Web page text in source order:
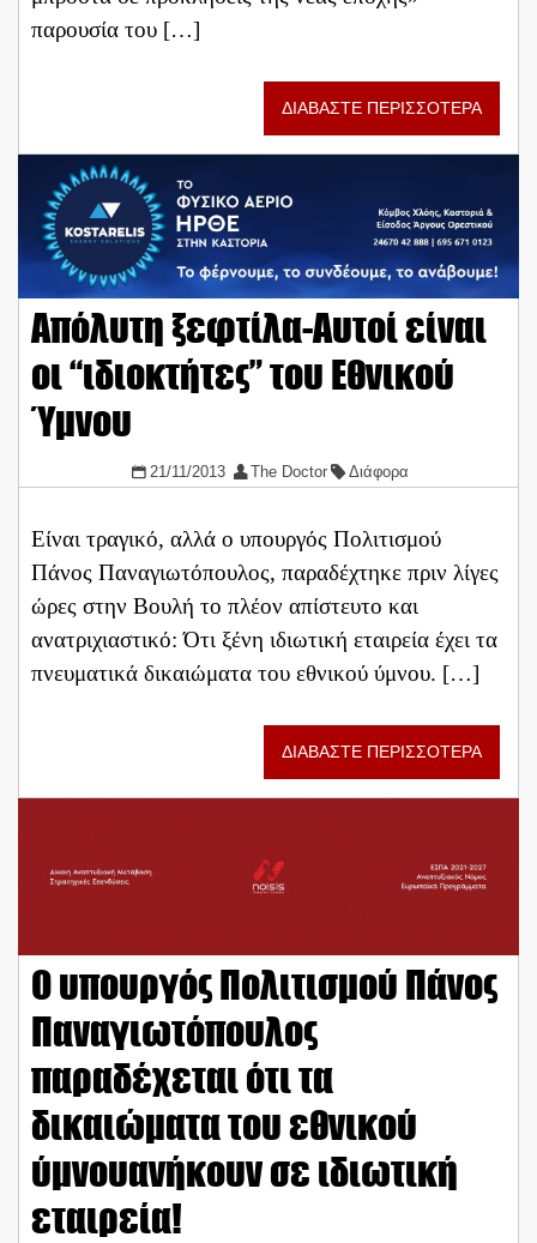
παρουσία του […]
ΔΙΑΒΑΣΤΕ ΠΕΡΙΣΣΟΤΕΡΑ
Απόλυτη ξεφτίλα-Αυτοί είναι
οι “ιδιοκτήτες” του Εθνικού
Ύμνου
21/11/2013 The Doctor Διάφορα
Είναι τραγικό, αλλά ο υπουργός Πολιτισμού
Πάνος Παναγιωτόπουλος, παραδέχτηκε πριν λίγες
ώρες στην Βουλή το πλέον απίστευτο και
ανατριχιαστικό: Ότι ξένη ιδιωτική εταιρεία έχει τα
πνευματικά δικαιώματα του εθνικού ύμνου. […]
ΔΙΑΒΑΣΤΕ ΠΕΡΙΣΣΟΤΕΡΑ
O υπουργός Πολιτισμού Πάνος
Παναγιωτόπουλος
παραδέχεται ότι τα
δικαιώματα του εθνικού
ύμνουανήκουν σε ιδιωτική
εταιρεία!